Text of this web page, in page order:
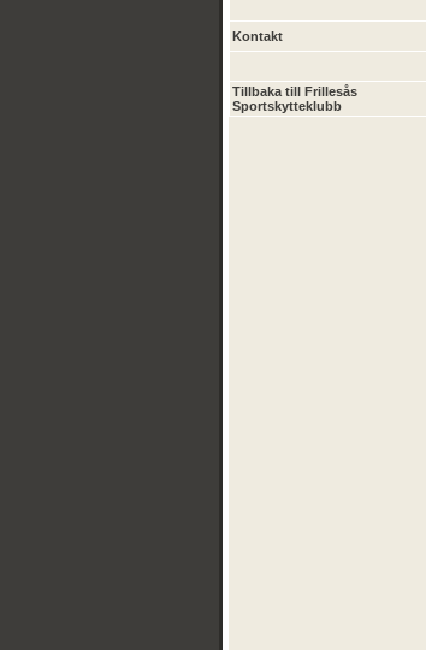
Kontakt
Tillbaka till Frillesås
Sportskytteklubb